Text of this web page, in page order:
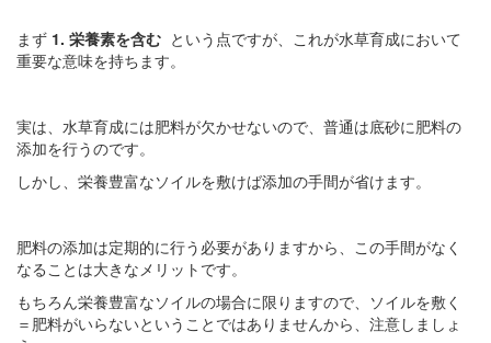
まず 1. 栄養素を含む という点ですが、これが水草育成において
重要な意味を持ちます。
実は、水草育成には肥料が欠かせないので、普通は底砂に肥料の
添加を行うのです。
しかし、栄養豊富なソイルを敷けば添加の手間が省けます。
肥料の添加は定期的に行う必要がありますから、この手間がなく
なることは大きなメリットです。
もちろん栄養豊富なソイルの場合に限りますので、ソイルを敷く
＝肥料がいらないということではありませんから、注意しましょ